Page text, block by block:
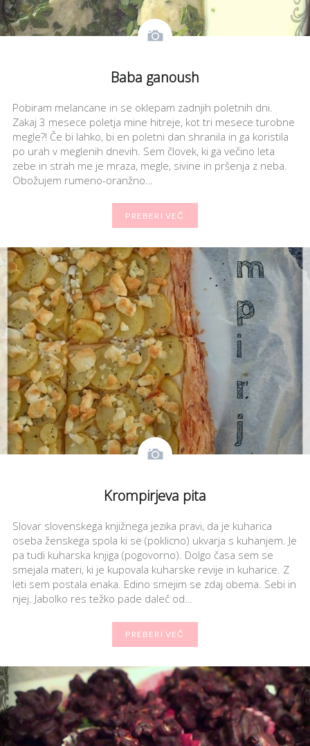
Baba ganoush
Pobiram melancane in se oklepam zadnjih poletnih dni.
Zakaj 3 mesece poletja mine hitreje, kot tri mesece turobne
megle?! Če bi lahko, bi en poletni dan shranila in ga koristila
po urah v meglenih dnevih. Sem človek, ki ga večino leta
zebe in strah me je mraza, megle, sivine in pršenja z neba.
Obožujem rumeno-oranžno…
PREBERI VEČ
Krompirjeva pita
Slovar slovenskega knjižnega jezika pravi, da je kuharica
oseba ženskega spola ki se (poklicno) ukvarja s kuhanjem. Je
pa tudi kuharska knjiga (pogovorno). Dolgo časa sem se
smejala materi, ki je kupovala kuharske revije in kuharice. Z
leti sem postala enaka. Edino smejim se zdaj obema. Sebi in
njej. Jabolko res težko pade daleč od…
PREBERI VEČ